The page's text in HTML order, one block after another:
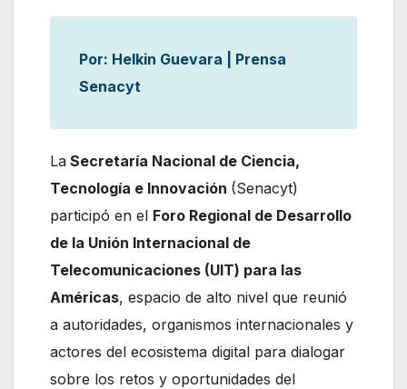
Por: Helkin Guevara | Prensa
Senacyt
La Secretaría Nacional de Ciencia,
Tecnología e Innovación (Senacyt)
participó en el Foro Regional de Desarrollo
de la Unión Internacional de
Telecomunicaciones (UIT) para las
Américas, espacio de alto nivel que reunió
a autoridades, organismos internacionales y
actores del ecosistema digital para dialogar
sobre los retos y oportunidades del